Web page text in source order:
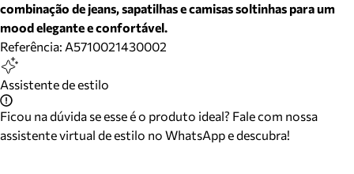
combinação de jeans, sapatilhas e camisas soltinhas para um
mood elegante e confortável.
Referência: A5710021430002
Assistente de estilo
Ficou na dúvida se esse é o produto ideal? Fale com nossa
assistente virtual de estilo no WhatsApp e descubra!